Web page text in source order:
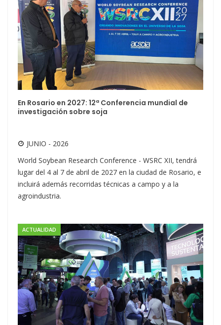
En Rosario en 2027: 12ª Conferencia mundial de
investigación sobre soja
JUNIO - 2026
World Soybean Research Conference - WSRC XII, tendrá
lugar del 4 al 7 de abril de 2027 en la ciudad de Rosario, e
incluirá además recorridas técnicas a campo y a la
agroindustria.
ACTUALIDAD